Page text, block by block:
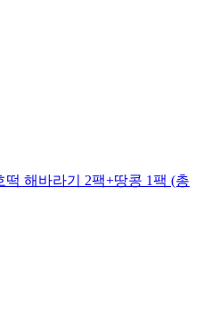
해바라기 2팩+땅콩 1팩 (총